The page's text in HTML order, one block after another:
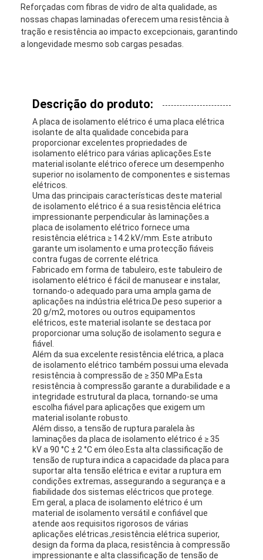
Casa
Produtos
Sobre nós
Reforçadas com fibras de vidro de alta qualidade, as
nossas chapas laminadas oferecem uma resistência à
tração e resistência ao impacto excepcionais, garantindo
a longevidade mesmo sob cargas pesadas.
Descrição do produto:
A placa de isolamento elétrico é uma placa elétrica
isolante de alta qualidade concebida para
proporcionar excelentes propriedades de
isolamento elétrico para várias aplicações.Este
material isolante elétrico oferece um desempenho
superior no isolamento de componentes e sistemas
elétricos.
Uma das principais características deste material
de isolamento elétrico é a sua resistência elétrica
impressionante perpendicular às laminações.a
placa de isolamento elétrico fornece uma
resistência elétrica ≥ 14.2 kV/mm. Este atributo
garante um isolamento e uma protecção fiáveis
contra fugas de corrente elétrica.
Fabricado em forma de tabuleiro, este tabuleiro de
isolamento elétrico é fácil de manusear e instalar,
tornando-o adequado para uma ampla gama de
aplicações na indústria elétrica.De peso superior a
20 g/m2, motores ou outros equipamentos
elétricos, este material isolante se destaca por
proporcionar uma solução de isolamento segura e
fiável.
Além da sua excelente resistência elétrica, a placa
de isolamento elétrico também possui uma elevada
resistência à compressão de ≥ 350 MPa.Esta
resistência à compressão garante a durabilidade e a
integridade estrutural da placa, tornando-se uma
escolha fiável para aplicações que exigem um
material isolante robusto.
Além disso, a tensão de ruptura paralela às
laminações da placa de isolamento elétrico é ≥ 35
kV a 90 °C ± 2 °C em óleo.Esta alta classificação de
tensão de ruptura indica a capacidade da placa para
suportar alta tensão elétrica e evitar a ruptura em
condições extremas, assegurando a segurança e a
fiabilidade dos sistemas eléctricos que protege.
Em geral, a placa de isolamento elétrico é um
material de isolamento versátil e confiável que
atende aos requisitos rigorosos de várias
aplicações elétricas.,resistência elétrica superior,
design da forma da placa, resistência à compressão
impressionante e alta classificação de tensão de